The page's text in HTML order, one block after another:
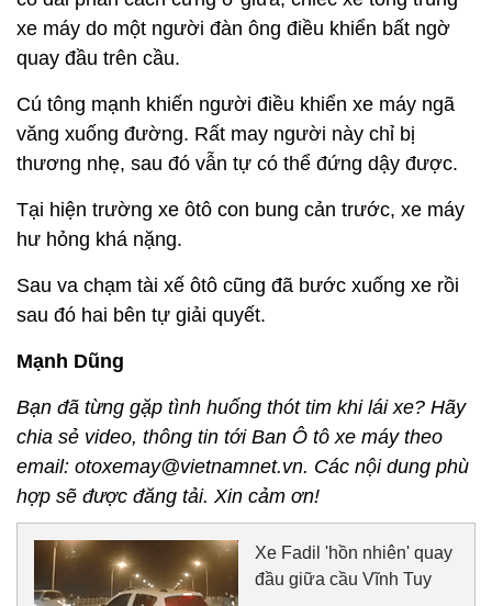
xe máy do một người đàn ông điều khiển bất ngờ
quay đầu trên cầu.
Cú tông mạnh khiến người điều khiển xe máy ngã
văng xuống đường. Rất may người này chỉ bị
thương nhẹ, sau đó vẫn tự có thể đứng dậy được.
Tại hiện trường xe ôtô con bung cản trước, xe máy
hư hỏng khá nặng.
Sau va chạm tài xế ôtô cũng đã bước xuống xe rồi
sau đó hai bên tự giải quyết.
Mạnh Dũng
Bạn đã từng gặp tình huống thót tim khi lái xe? Hãy
chia sẻ video, thông tin tới Ban Ô tô xe máy theo
email: otoxemay@vietnamnet.vn. Các nội dung phù
hợp sẽ được đăng tải. Xin cảm ơn!
Xe Fadil 'hồn nhiên' quay
đầu giữa cầu Vĩnh Tuy